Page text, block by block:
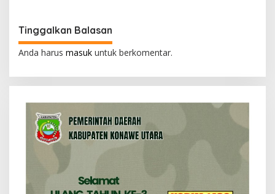
g
a
s
i
p
o
Tinggalkan Balasan
Anda harus masuk untuk berkomentar.